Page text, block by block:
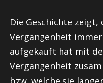
Die Geschichte zeigt,
Vergangenheit
aufgekauft hat mit
Vergangenheit
bzw. welche sie